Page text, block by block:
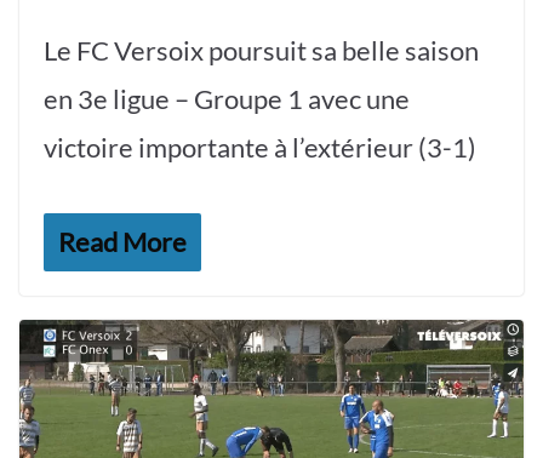
Le FC Versoix poursuit sa belle saison
en 3e ligue – Groupe 1 avec une
victoire importante à l’extérieur (3-1)
Read More